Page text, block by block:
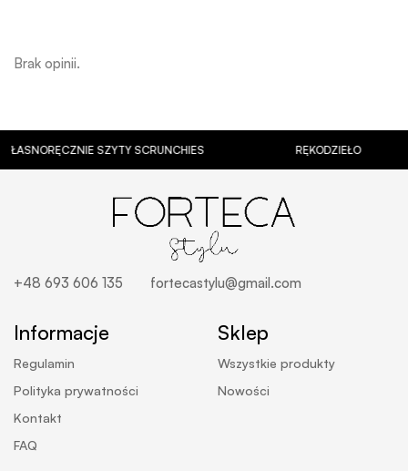
Brak opinii.
SZYTY SCRUNCHIES RĘKODZIEŁO
+48 693 606 135 fortecastylu@gmail.com
Informacje
Regulamin
Polityka prywatności
Kontakt
FAQ
Sklep
Wszystkie produkty
Nowości